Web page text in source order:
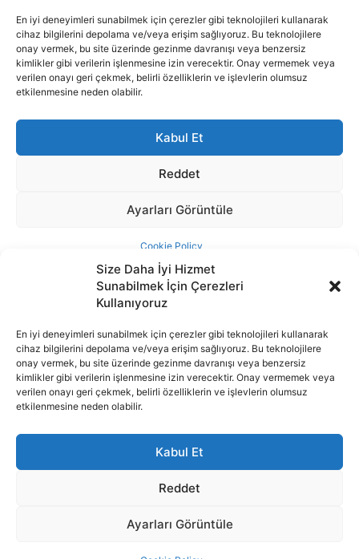
Size Daha İyi Hizmet
Sunabilmek İçin Çerezleri
Kullanıyoruz
En iyi deneyimleri sunabilmek için çerezler gibi teknolojileri kullanarak
cihaz bilgilerini depolama ve/veya erişim sağlıyoruz. Bu teknolojilere
onay vermek, bu site üzerinde gezinme davranışı veya benzersiz
kimlikler gibi verilerin işlenmesine izin verecektir. Onay vermemek veya
verilen onayı geri çekmek, belirli özelliklerin ve işlevlerin olumsuz
etkilenmesine neden olabilir.
Kabul Et
Reddet
Ayarları Görüntüle
İnternet portalımızda yer alan tüm haber metini, resim ve benzeri
içeriğin hakları Sigortamedya Yayıncılık A.Ş.'ye aittir. Hiçbir şekilde
basılı ya da elektronik bir ortamda, kaynak gösterilse bile izin
alınmadan kullanılamaz.